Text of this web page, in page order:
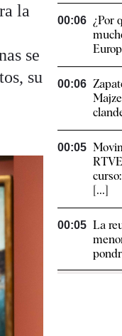
la
se
su
00:06 ¿Por
00:06
00:05
[...]
00:05 La